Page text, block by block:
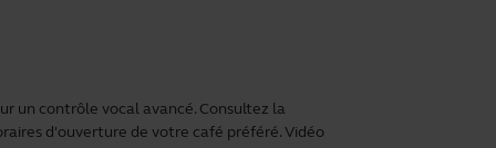
un contrôle vocal avancé. Consultez la
d'ouverture de votre café préféré. Vidéo